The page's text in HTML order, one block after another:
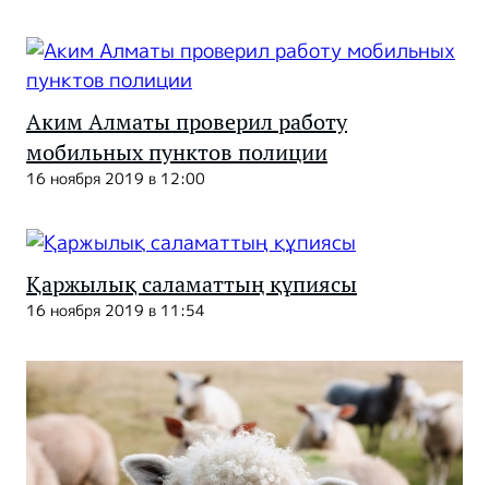
Аким Алматы проверил работу
мобильных пунктов полиции
16 ноября 2019 в 12:00
Қаржылық саламаттың құпиясы
16 ноября 2019 в 11:54